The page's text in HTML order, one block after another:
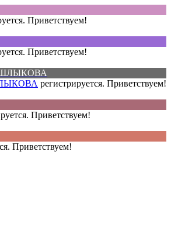
Приветствуем!
Приветствуем!
регистрируется. Приветствуем!
Приветствуем!
Приветствуем!